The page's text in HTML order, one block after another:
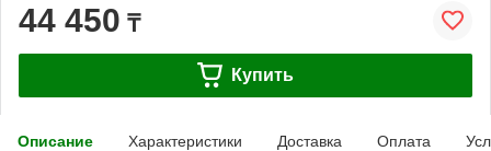
44 450 ₸
Купить
Описание Характеристики Доставка Оплата